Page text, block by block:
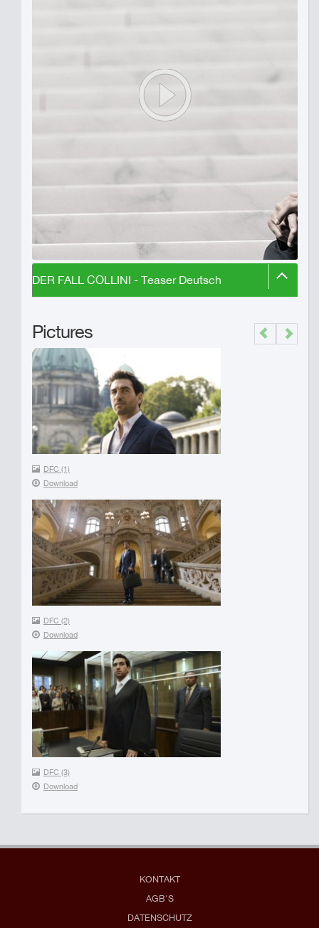
DER FALL COLLINI - Teaser Deutsch
Pictures
DFC (1)
Download
DFC (2)
Download
DFC (3)
Download
Previous
Next
KONTAKT
AGB'S
DATENSCHUTZ